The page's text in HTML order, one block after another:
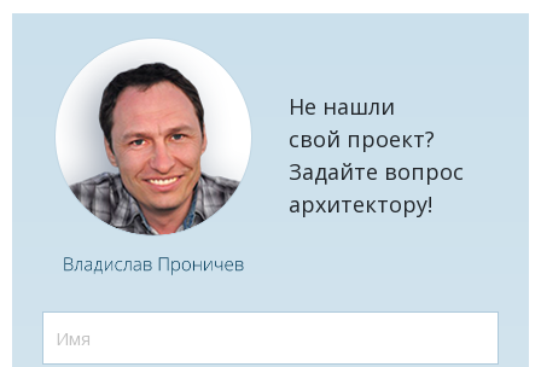
Не нашли
свой проект?
Задайте вопрос
архитектору!